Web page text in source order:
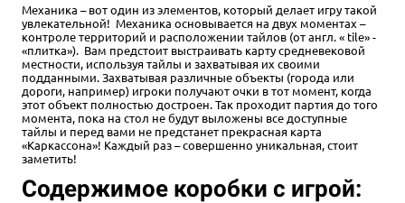
Механика – вот один из элементов, который делает игру такой
увлекательной! Механика основывается на двух моментах –
контроле территорий и расположении тайлов (от англ. « tile» -
«плитка»). Вам предстоит выстраивать карту средневековой
местности, используя тайлы и захватывая их своими
подданными. Захватывая различные объекты (города или
дороги, например) игроки получают очки в тот момент, когда
этот объект полностью достроен. Так проходит партия до того
момента, пока на стол не будут выложены все доступные
тайлы и перед вами не предстанет прекрасная карта
«Каркассона»! Каждый раз – совершенно уникальная, стоит
заметить!
Содержимое коробки с игрой: